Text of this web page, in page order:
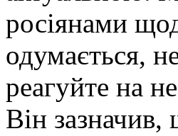
росіянами
одумається,
реагуйте на
Він